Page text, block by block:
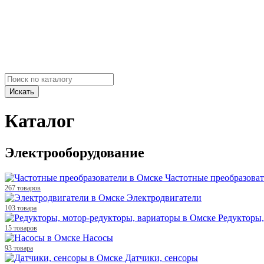
Искать
Каталог
Электрооборудование
Частотные
267 товаров
Электродвигатели
103 товара
15 товаров
Насосы
93 товара
Датчики, сенсоры